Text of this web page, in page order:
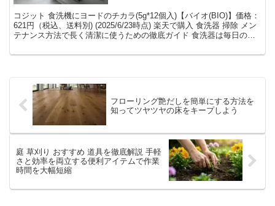
コジット 食洗機にヨードのチカラ(5g*12個入)【バイオ(BIO)】価格：
621円（税込、送料別) (2025/6/23時点) 楽天で購入 食洗器 掃除 メン
テナンス方法で長く清潔に使うための徹底ガイド 食洗器は毎日の家
フローリング艶だしを簡単にする方法を
知ってツヤツヤの床をキープしよう
庭 草刈り おすすめ 道具を徹底解説 手軽
さと効率を両立する便利アイテムで作業
時間を大幅短縮